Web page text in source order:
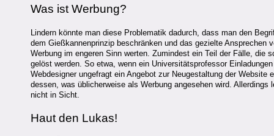
Was ist Werbung?
Lindern könnte man diese Problematik dadurch, dass man den
dem Gießkannenprinzip beschränken und das gezielte
Werbung im engeren Sinn werten. Zumindest ein Teil der Fälle, die
gelöst werden. So etwa, wenn ein Universitätsprofessor
Webdesigner ungefragt ein Angebot zur Neugestaltung der
dessen, was üblicherweise als Werbung angesehen wird.
nicht in Sicht.
Haut den Lukas!